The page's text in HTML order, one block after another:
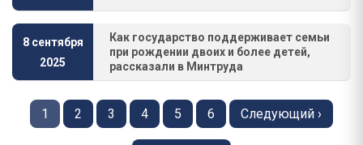
8 сентября
2025
Как государство поддерживает семьи
при рождении двоих и более детей,
рассказали в Минтруда
страниц
Страница
1 Страница
2 Страница
3 Страница
4 Страница
5 Страница
6
Следующая
Следующий ›